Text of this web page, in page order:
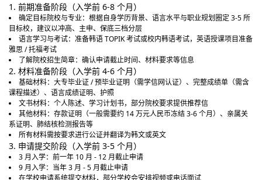
1. 前期准备阶段（入学前 6-8 个月）
确定目标院校与专业：根据自身学历背景、语言水平与职业规划圈定 3-5 所
目标校，建议以冲高、主申、保底三档分层
语言学习与考试：准备韩语 TOPIK 考试或校内韩语考试，英语授课项目准备
雅思 / 托福考试
了解院校招生简章：确认申请截止时间、材料要求等信息
2. 材料准备阶段（入学前 4-6 个月）
基础材料：大专毕业证 / 预毕业证明（需学信网认证）、完整成绩单（需含
课程描述）、语言成绩证明、护照
文书材料：个人陈述、学习计划书，部分院校要求提供推荐信
其他材料：存款证明（一般需要约 14 万元人民币冻结 3-6 个月）、亲属关
系证明、肺结核检测报告等
所有材料需按要求进行公证并翻译为韩文或英文
3. 申请提交阶段（入学前 3-5 个月）
3 月入学：前一年 10 月 - 12 月截止申请
9 月入学：当年 3 月 - 5 月截止申请
在学校申请系统提交材料，部分学校会安排视频或电话面试